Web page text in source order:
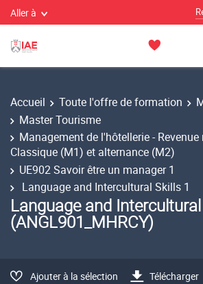
Aller à
Accueil Toute l'offre de formation
Master Tourisme
Management de l'hôtellerie -
Classique (M1) et alternance (M2)
UE902 Savoir être un manager 1
Language and Intercultural Skills 1
Language and
(ANGL901_MHRCY)
Ajouter à la sélection Télécharger